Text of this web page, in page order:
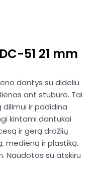
51 21 mm
dantys su dideliu
ant stuburo. Tai
ir padidina
kintami dantukai
ir gerą drožlių
medieną ir plastiką.
Naudotas su atskiru